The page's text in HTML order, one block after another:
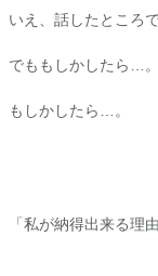
いえ、話したところ
でももしかしたら…。
もしかしたら…。
「私が納得出来る理